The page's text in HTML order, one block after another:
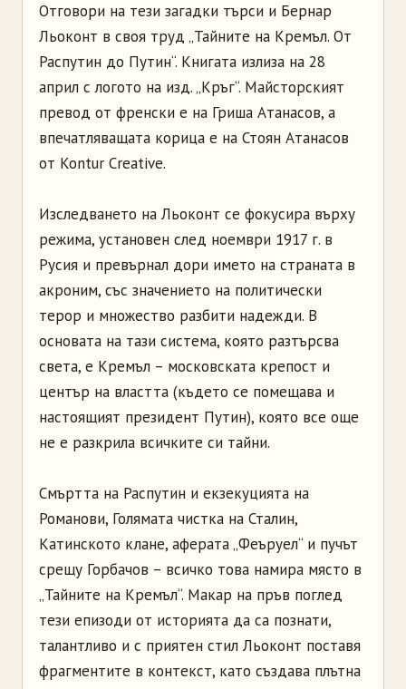
Отговори на тези загадки търси и Бернар
Льоконт в своя труд „Тайните на Кремъл. От
Распутин до Путин“. Книгата излиза на 28
април с логото на изд. „Кръг“. Майсторският
превод от френски е на Гриша Атанасов, а
впечатляващата корица е на Стоян Атанасов
от Kontur Creative.
Изследването на Льоконт се фокусира върху
режима, установен след ноември 1917 г. в
Русия и превърнал дори името на страната в
акроним, със значението на политически
терор и множество разбити надежди. В
основата на тази система, която разтърсва
света, е Кремъл – московската крепост и
център на властта (където се помещава и
настоящият президент Путин), която все още
не е разкрила всичките си тайни.
Смъртта на Распутин и екзекуцията на
Романови, Голямата чистка на Сталин,
Катинското клане, аферата „Феъруел“ и пучът
срещу Горбачов – всичко това намира място в
„Тайните на Кремъл“. Макар на пръв поглед
тези епизоди от историята да са познати,
талантливо и с приятен стил Льоконт поставя
фрагментите в контекст, като създава плътна